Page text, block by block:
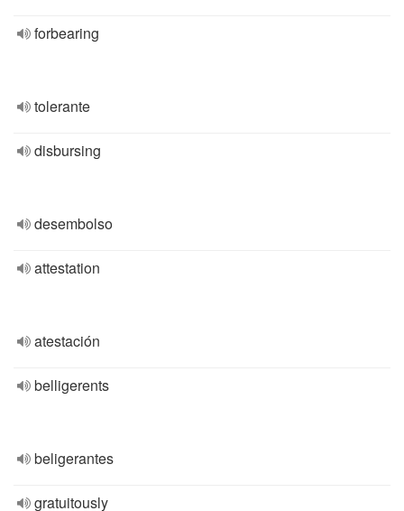
forbearing
tolerante
disbursing
desembolso
attestation
atestación
belligerents
beligerantes
gratuitously